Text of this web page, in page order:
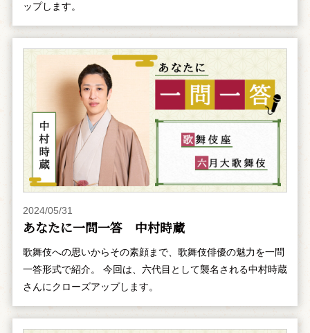
ップします。
2024/05/31
あなたに一問一答 中村時蔵
歌舞伎への思いからその素顔まで、歌舞伎俳優の魅力を一問
一答形式で紹介。 今回は、六代目として襲名される中村時蔵
さんにクローズアップします。